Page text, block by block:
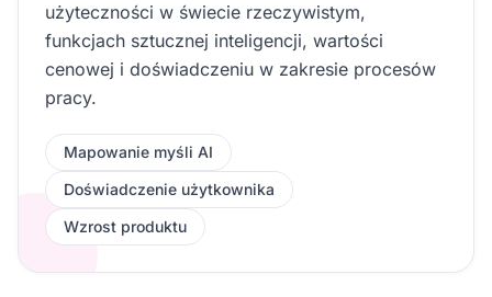
użyteczności w świecie rzeczywistym,
funkcjach sztucznej inteligencji, wartości
cenowej i doświadczeniu w zakresie procesów
pracy.
Mapowanie myśli AI
Doświadczenie użytkownika
Wzrost produktu